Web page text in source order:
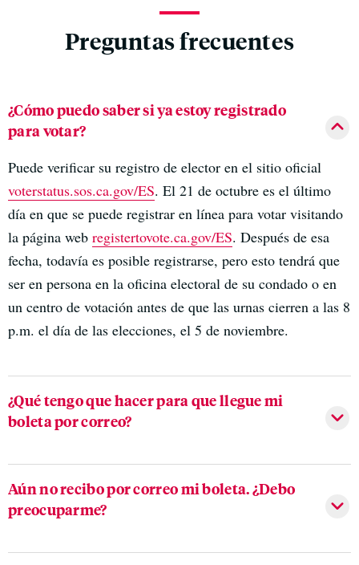
Preguntas frecuentes
¿Cómo puedo saber si ya estoy registrado
para votar?
Puede verificar su registro de elector en el sitio oficial
voterstatus.sos.ca.gov/ES. El 21 de octubre es el último
día en que se puede registrar en línea para votar visitando
la página web registertovote.ca.gov/ES. Después de esa
fecha, todavía es posible registrarse, pero esto tendrá que
ser en persona en la oficina electoral de su condado o en
un centro de votación antes de que las urnas cierren a las 8
p.m. el día de las elecciones, el 5 de noviembre.
¿Qué tengo que hacer para que llegue mi
boleta por correo?
Aún no recibo por correo mi boleta. ¿Debo
preocuparme?